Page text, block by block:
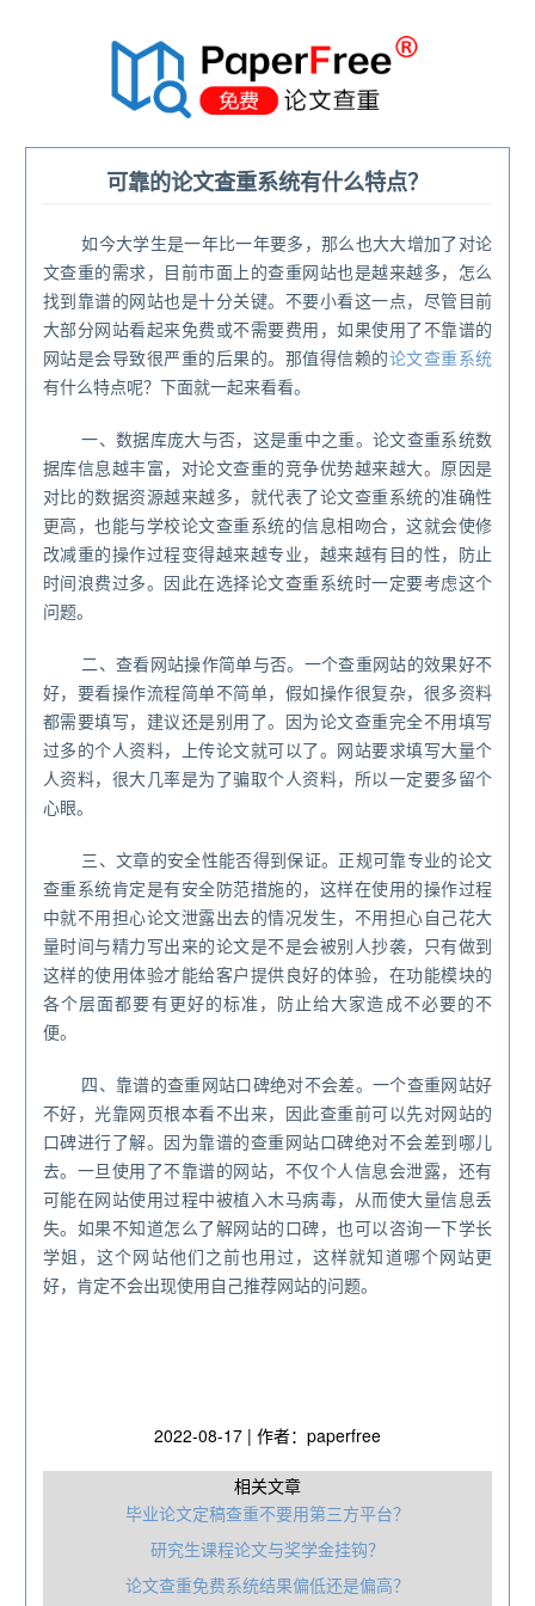
可靠的论文查重系统有什么特点？
如今大学生是一年比一年要多，那么也大大增加了对论
文查重的需求，目前市面上的查重网站也是越来越多，怎么
找到靠谱的网站也是十分关键。不要小看这一点，尽管目前
大部分网站看起来免费或不需要费用，如果使用了不靠谱的
网站是会导致很严重的后果的。那值得信赖的论文查重系统
有什么特点呢？下面就一起来看看。
一、数据库庞大与否，这是重中之重。论文查重系统数
据库信息越丰富，对论文查重的竞争优势越来越大。原因是
对比的数据资源越来越多，就代表了论文查重系统的准确性
更高，也能与学校论文查重系统的信息相吻合，这就会使修
改减重的操作过程变得越来越专业，越来越有目的性，防止
时间浪费过多。因此在选择论文查重系统时一定要考虑这个
问题。
二、查看网站操作简单与否。一个查重网站的效果好不
好，要看操作流程简单不简单，假如操作很复杂，很多资料
都需要填写，建议还是别用了。因为论文查重完全不用填写
过多的个人资料，上传论文就可以了。网站要求填写大量个
人资料，很大几率是为了骗取个人资料，所以一定要多留个
心眼。
三、文章的安全性能否得到保证。正规可靠专业的论文
查重系统肯定是有安全防范措施的，这样在使用的操作过程
中就不用担心论文泄露出去的情况发生，不用担心自己花大
量时间与精力写出来的论文是不是会被别人抄袭，只有做到
这样的使用体验才能给客户提供良好的体验，在功能模块的
各个层面都要有更好的标准，防止给大家造成不必要的不
便。
四、靠谱的查重网站口碑绝对不会差。一个查重网站好
不好，光靠网页根本看不出来，因此查重前可以先对网站的
口碑进行了解。因为靠谱的查重网站口碑绝对不会差到哪儿
去。一旦使用了不靠谱的网站，不仅个人信息会泄露，还有
可能在网站使用过程中被植入木马病毒，从而使大量信息丢
失。如果不知道怎么了解网站的口碑，也可以咨询一下学长
学姐，这个网站他们之前也用过，这样就知道哪个网站更
好，肯定不会出现使用自己推荐网站的问题。
2022-08-17 | 作者：paperfree
相关文章
毕业论文定稿查重不要用第三方平台？
研究生课程论文与奖学金挂钩？
论文查重免费系统结果偏低还是偏高？